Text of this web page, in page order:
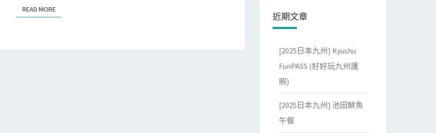
i
READ MORE
近期文章
[2025日本九州] Kyushu
FunPASS (好好玩九州護
照)
[2025日本九州] 池田鮮魚
午餐